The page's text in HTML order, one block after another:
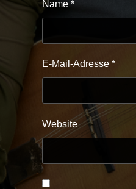
Name *
E-Mail-Adresse *
Website